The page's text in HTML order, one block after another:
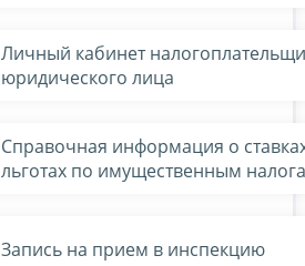
Личный кабинет
юридического лица
Справочная информация о
льготах по имущественным
Запись на прием в инспекцию